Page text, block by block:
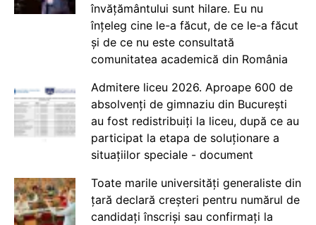
învățământului sunt hilare. Eu nu
înțeleg cine le-a făcut, de ce le-a făcut
și de ce nu este consultată
comunitatea academică din România
Admitere liceu 2026. Aproape 600 de
absolvenți de gimnaziu din București
au fost redistribuiți la liceu, după ce au
participat la etapa de soluționare a
situațiilor speciale - document
Toate marile universități generaliste din
țară declară creșteri pentru numărul de
candidați înscriși sau confirmați la